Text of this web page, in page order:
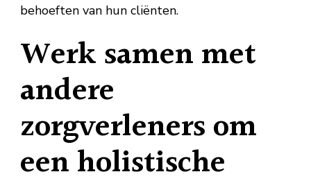
behoeften van hun cliënten.
Werk samen met
andere
zorgverleners om
een holistische